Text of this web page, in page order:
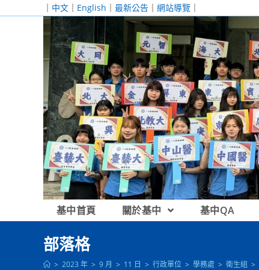
｜ 中文 ｜ English ｜ 最新公告 ｜ 網站導覽 ｜
基中首頁 關於基中 基中QA
部落格
> 2023 年 > 9 月 > 11 日 > 行政單位 > 學務處 > 衛生組 >